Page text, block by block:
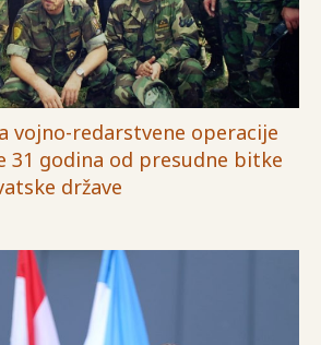
vojno-redarstvene operacije
31 godina od presudne bitke
države